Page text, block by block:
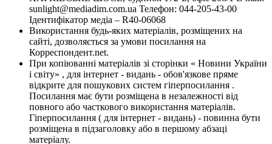
sunlight@mediadim.com.ua Телефон: 044-205-43-00
Ідентифікатор медіа – R40-06068
Використання будь-яких матеріалів, розміщених на
сайті, дозволяється за умови посилання на
Корреспондент.net.
При копіюванні матеріалів зі сторінки « Новини України
і світу» , для інтернет - видань - обов'язкове пряме
відкрите для пошукових систем гіперпосилання .
Посилання має бути розміщена в незалежності від
повного або часткового використання матеріалів.
Гіперпосилання ( для інтернет - видань) - повинна бути
розміщена в підзаголовку або в першому абзаці
матеріалу.